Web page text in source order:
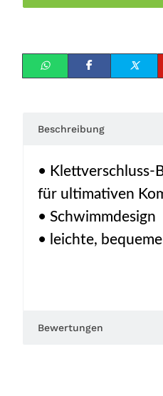
Beschreibung
• Klettverschluss-
für ultimativen
• Schwimmdesign
• leichte,
Bewertungen